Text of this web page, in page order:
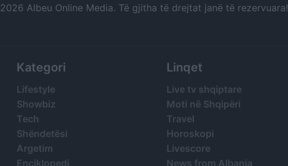
2026 Albeu Online Media. Të gjitha të drejtat janë të rezervuara!
Kategori
Lifestyle
Showbiz
Tech
Shëndetësi
Argetim
Enciklopedi
Linqet
Live tv shqiptare
Moti në Shqipëri
Travel
Horoskopi
Livescore
News from Albania